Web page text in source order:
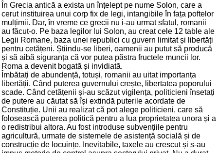
În Grecia antică a exista un înțelept pe nume Solon, care a
cerut instituirea unui corp fix de legi, intangibile în fața poftelor
mulțimii. Dar, în vreme ce grecii nu i-au urmat sfatul, romanii
au făcut-o. Pe baza legilor lui Solon, au creat cele 12 table ale
Legii Romane, baza unei republici cu guvern limitat și libertăți
pentru cetățeni. Știindu-se liberi, oamenii au putut să producă
și să aibă siguranța că vor putea păstra fructele muncii lor.
Roma a devenit bogată și invidiată.
Îmbătați de abundență, totuși, romanii au uitat importanța
libertății. Când puterea guvernului crește, libertatea poporului
scade. Când cetățenii și-au scăzut vigilența, politicieni însetați
de putere au căutat să își extindă puterile acordate de
Constituție. Unii au realizat că pot alege politicieni, care să
folosească puterea politică pentru a lua proprietatea unora și a
o redistribui altora. Au fost introduse subvențiile pentru
agricultură, urmate de sistemele de asistență socială și de
construcție de locuințe. Inevitabile, taxele au crescut și s-au